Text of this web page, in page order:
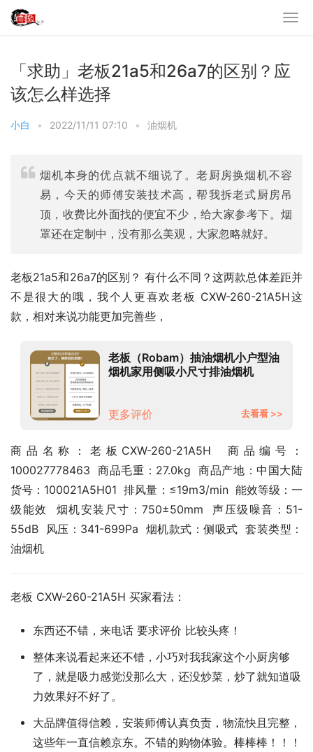
「求助」老板21a5和26a7的区别？应
该怎么样选择
小白 • 2022/11/11 07:10 • 油烟机
烟机本身的优点就不细说了。老厨房换烟机不容
易，今天的师傅安装技术高，帮我拆老式厨房吊
顶，收费比外面找的便宜不少，给大家参考下。烟
罩还在定制中，没有那么美观，大家忽略就好。
老板21a5和26a7的区别？ 有什么不同？这两款总体差距并
不是很大的哦，我个人更喜欢老板 CXW-260-21A5H这
款，相对来说功能更加完善些，
老板（Robam）抽油烟机小户型油
烟机家用侧吸小尺寸排油烟机
更多评价
去看看 >>
商品名称：老板CXW-260-21A5H  商品编号：
100027778463  商品毛重：27.0kg  商品产地：中国大陆
货号：100021A5H01  排风量：≤19m3/min  能效等级：一
级能效  烟机安装尺寸：750±50mm  声压级噪音：51-
55dB  风压：341-699Pa  烟机款式：侧吸式  套装类型：
油烟机
老板 CXW-260-21A5H 买家看法：
东西还不错，来电话 要求评价 比较头疼！
整体来说看起来还不错，小巧对我我家这个小厨房够
了，就是吸力感觉没那么大，还没炒菜，炒了就知道吸
力效果好不好了。
大品牌值得信赖，安装师傅认真负责，物流快且完整，
这些年一直信赖京东。不错的购物体验。棒棒棒！！！